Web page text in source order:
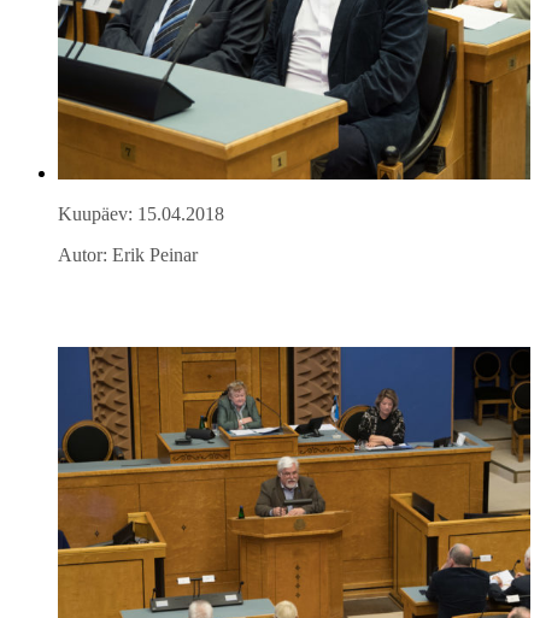
Kuupäev: 15.04.2018
Autor: Erik Peinar